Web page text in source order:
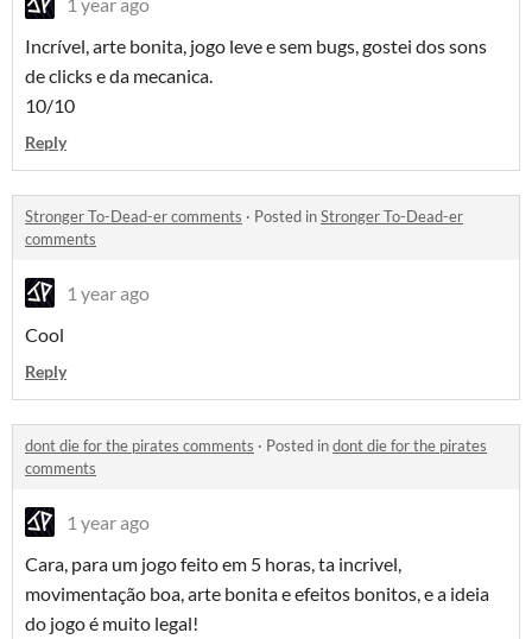
Incrível, arte bonita, jogo leve e sem bugs, gostei dos sons
de clicks e da mecanica.
10/10
Reply
Stronger To-Dead-er comments · Posted inStronger To-Dead-er
comments
1 year ago
Cool
Reply
dont die for the pirates comments · Posted indont die for the pirates
comments
1 year ago
Cara, para um jogo feito em 5 horas, ta incrivel,
movimentação boa, arte bonita e efeitos bonitos, e a ideia
do jogo é muito legal!